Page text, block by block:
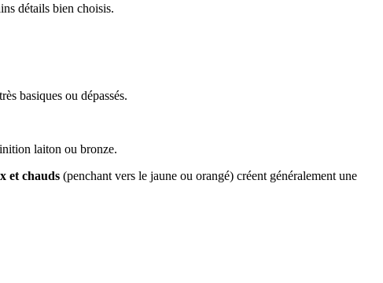
détails bien choisis.
basiques ou dépassés.
laiton ou bronze.
et chauds (penchant vers le jaune ou orangé) créent généralement une